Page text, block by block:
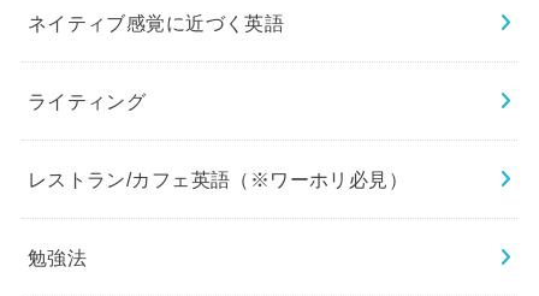
ネイティブ感覚に近づく英語
ライティング
レストラン/カフェ英語（※ワーホリ必見）
勉強法